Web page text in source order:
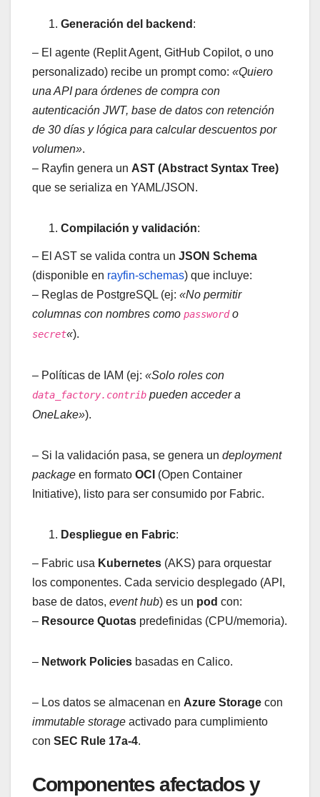
Generación del backend :
– El agente (Replit Agent, GitHub Copilot, o uno
personalizado) recibe un prompt como: «Quiero
una API para órdenes de compra con
autenticación JWT, base de datos con retención
de 30 días y lógica para calcular descuentos por
volumen».
– Rayfin genera un AST (Abstract Syntax Tree)
que se serializa en YAML/JSON.
Compilación y validación:
– El AST se valida contra un JSON Schema
(disponible en rayfin-schemas) que incluye:
– Reglas de PostgreSQL (ej: «No permitir
columnas con nombres como passwordo
secret«).
– Políticas de IAM (ej: «Solo roles con
data_factory.contrib pueden acceder a
OneLake»).
– Si la validación pasa, se genera un deployment
package en formato OCI (Open Container
Initiative), listo para ser consumido por Fabric.
Despliegue en Fabric:
– Fabric usa Kubernetes (AKS) para orquestar
los componentes. Cada servicio desplegado (API,
base de datos, event hub) es un pod con:
– Resource Quotas predefinidas (CPU/memoria).
– Network Policies basadas en Calico.
– Los datos se almacenan en Azure Storage con
immutable storage activado para cumplimiento
con SEC Rule 17a-4.
Componentes afectados y